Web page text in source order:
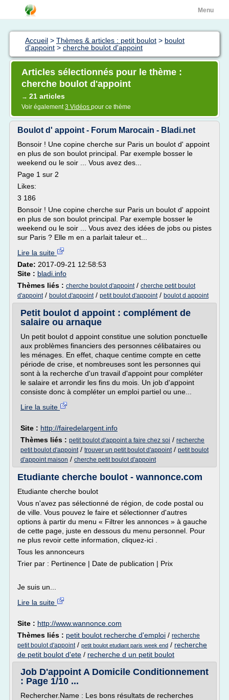
Menu
Accueil > Thèmes & articles : petit boulot > boulot
d'appoint > cherche boulot d'appoint
Articles sélectionnés pour le thème :
cherche boulot d'appoint
→ 21 articles
Voir également3 Vidéos pour ce thème
Boulot d' appoint - Forum Marocain - Bladi.net
Bonsoir ! Une copine cherche sur Paris un boulot d' appoint
en plus de son boulot principal. Par exemple bosser le
weekend ou le soir ... Vous avez des...
Page 1 sur 2
Likes:
3 186
Bonsoir ! Une copine cherche sur Paris un boulot d' appoint
en plus de son boulot principal. Par exemple bosser le
weekend ou le soir ... Vous avez des idées de jobs ou pistes
sur Paris ? Elle m en a parlait taleur et...
Lire la suite
Date: 2017-09-21 12:58:53
Site : bladi.info
Thèmes liés : cherche boulot d'appoint/ cherche petit boulot
d'appoint/ boulot d'appoint/ petit boulot d'appoint/ boulot d appoint
Petit boulot d appoint : complément de
salaire ou arnaque
Un petit boulot d appoint constitue une solution ponctuelle
aux problèmes financiers des personnes célibataires ou
les ménages. En effet, chaque centime compte en cette
période de crise, et nombreuses sont les personnes qui
sont à la recherche d'un travail d'appoint pour compléter
le salaire et arrondir les fins du mois. Un job d'appoint
consiste donc à compléter un emploi partiel ou une...
Lire la suite
Site : http://fairedelargent.info
Thèmes liés : petit boulot d'appoint a faire chez soi / recherche
petit boulot d'appoint/ trouver un petit boulot d'appoint/ petit boulot
d'appoint maison / cherche petit boulot d'appoint
Etudiante cherche boulot - wannonce.com
Etudiante cherche boulot
Vous n'avez pas sélectionné de région, de code postal ou
de ville. Vous pouvez le faire et sélectionner d'autres
options à partir du menu « Filtrer les annonces » à gauche
de cette page, juste en dessous du menu personnel. Pour
ne plus revoir cette information, cliquez-ici .
Tous les annonceurs
Trier par : Pertinence | Date de publication | Prix
Je suis un...
Lire la suite
Site : http://www.wannonce.com
Thèmes liés : petit boulot recherche d'emploi / recherche
petit boulot d'appoint/ petit boulot etudiant paris week end / recherche
de petit boulot d'ete / recherche d un petit boulot
Job D'appoint A Domicile Conditionnement
: Page 1/10 ...
Rechercher.Name : Les bons résultats de recherches